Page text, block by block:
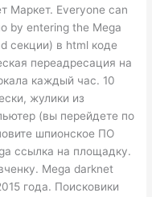
Маркет. Everyone can
by entering the Mega
секции) в html коде
переадресация на
каждый час. 10
жулики из
(вы перейдете по
шпионское ПО
ссылка на площадку.
Mega darknet
года. Поисковики